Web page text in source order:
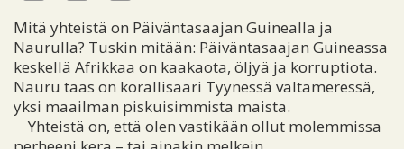
Mitä yhteistä on Päiväntasaajan Guinealla ja
Naurulla? Tuskin mitään: Päiväntasaajan Guineassa
keskellä Afrikkaa on kaakaota, öljyä ja korruptiota.
Nauru taas on korallisaari Tyynessä valtameressä,
yksi maailman piskuisimmista maista.
Yhteistä on, että olen vastikään ollut molemmissa